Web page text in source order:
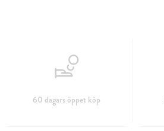
60 dagars öppet köp